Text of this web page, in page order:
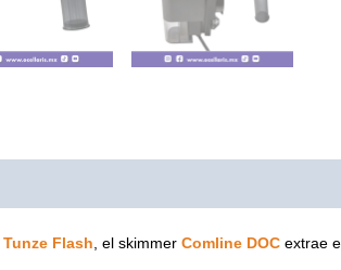
Tunze Flash, el skimmer Comline DOC extrae